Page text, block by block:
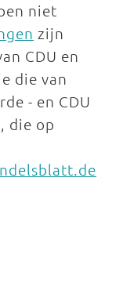
niet
zijn
CDU en
die van
- en CDU
die op